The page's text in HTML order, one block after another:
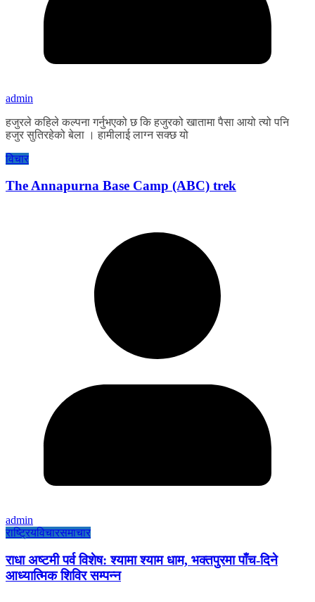
admin
हजुरले कहिले कल्पना गर्नुभएको छ कि हजुरको खातामा पैसा आयो त्यो पनि
हजुर सुतिरहेको बेला । हामीलाई लाग्न सक्छ यो
विचार
The Annapurna Base Camp (ABC) trek
admin
राष्ट्रियविचारसमाचार
राधा अष्टमी पर्व विशेष: श्यामा श्याम धाम, भक्तपुरमा पाँच-दिने
आध्यात्मिक शिविर सम्पन्न